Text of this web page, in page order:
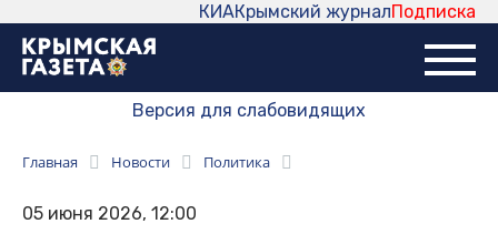
Подписка
Крымский журнал
КИА
Версия для слабовидящих
Главная Новости Политика
05 июня 2026, 12:00